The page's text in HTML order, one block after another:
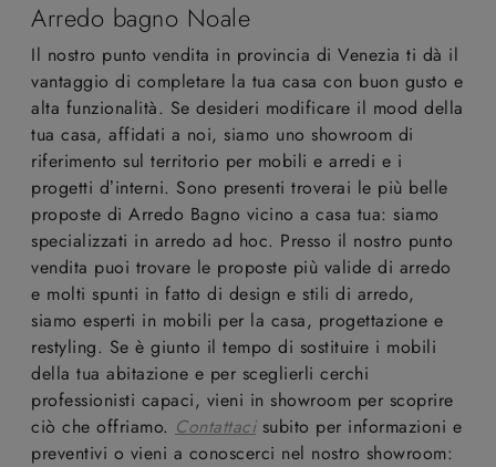
Arredo bagno Noale
Il nostro punto vendita in provincia di Venezia ti dà il
vantaggio di completare la tua casa con buon gusto e
alta funzionalità. Se desideri modificare il mood della
tua casa, affidati a noi, siamo uno showroom di
riferimento sul territorio per mobili e arredi e i
progetti d’interni. Sono presenti troverai le più belle
proposte di Arredo Bagno vicino a casa tua: siamo
specializzati in arredo ad hoc. Presso il nostro punto
vendita puoi trovare le proposte più valide di arredo
e molti spunti in fatto di design e stili di arredo,
siamo esperti in mobili per la casa, progettazione e
restyling. Se è giunto il tempo di sostituire i mobili
della tua abitazione e per sceglierli cerchi
professionisti capaci, vieni in showroom per scoprire
ciò che offriamo. Contattacisubito per informazioni e
preventivi o vieni a conoscerci nel nostro showroom: